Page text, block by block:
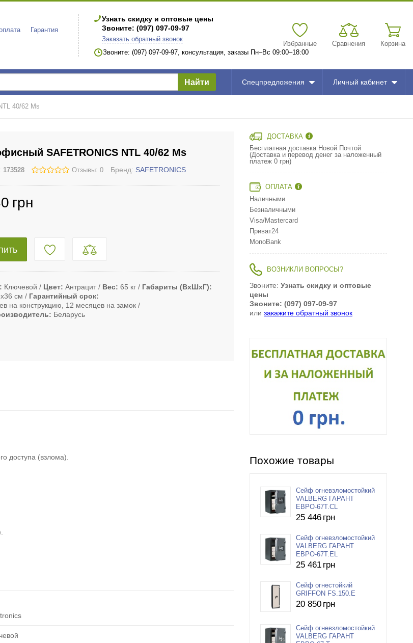
Гарантия
Узнать скидку и оптовые цены
Звоните: (097) 097-09-97
Заказать обратный звонок
Звоните: (097) 097-09-97, консультация, заказы Пн–Вс 09:00–18:00
Избранные Сравнения Корзина
Найти Спецпредложения Личный кабинет
40/62 Ms
SAFETRONICS NTL 40/62 Ms
173528 Отзывы: 0 Бренд: SAFETRONICS
грн
Ключевой Цвет Антрацит Вес 65 кг
Габариты (ВxШxГ)
см
Гарантийный срок
на конструкцию, 12 месяцев на замок
Беларусь
доступа (взлома).
ДОСТАВКА
Бесплатная доставка Новой Почтой
(Доставка и перевод денег за наложенный
платеж 0 грн)
ОПЛАТА
Наличными
Безналичными
Visa/Mastercard
Приват24
MonoBank
ВОЗНИКЛИ ВОПРОСЫ?
Звоните: Узнать скидку и оптовые
цены
Звоните: (097) 097-09-97
или закажите обратный звонок
Похожие товары
Сейф огневзломостойкий
VALBERG ГАРАНТ
ЕВРО-67T.СL
25 446 грн
Сейф огневзломостойкий
VALBERG ГАРАНТ
ЕВРО-67T.EL
25 461 грн
Сейф огнестойкий
GRIFFON FS.150.E
20 850 грн
Сейф огневзломостойкий
VALBERG ГАРАНТ